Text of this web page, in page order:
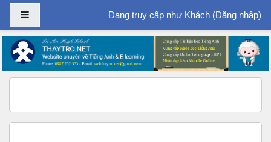
Chuyển tới nội dung chính
Bảng điều khiển cạnhĐang truy cập như Khách (Đăng nhập)